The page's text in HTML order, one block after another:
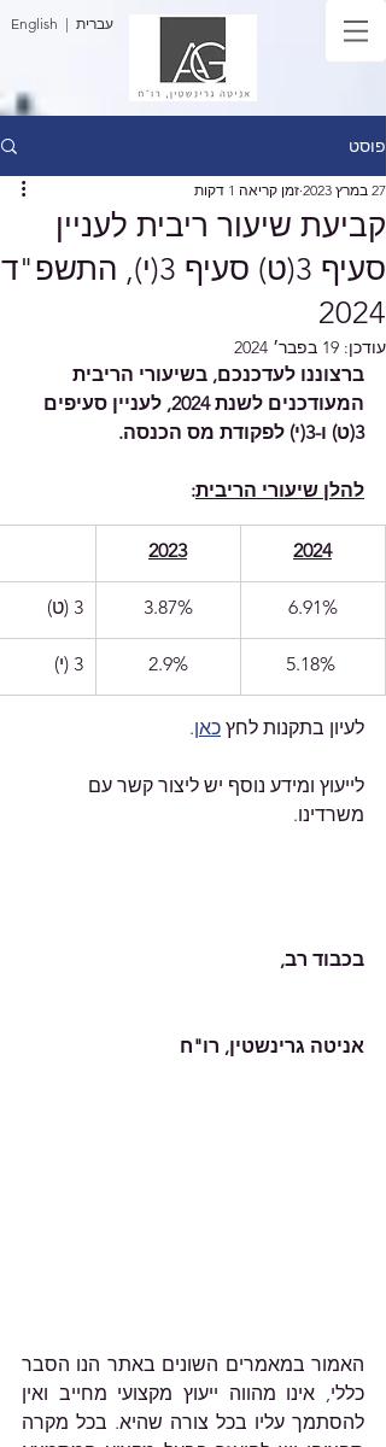
English | עברית
פוסט
קביעת שיעור ריבית לעניין
סעיף 3(ט) סעיף 3(י), התשפ"ד
2024
27 במרץ 2023 זמן קריאה 1 דקות
עודכן: 19 בפבר׳ 2024
ברצוננו לעדכנכם, בשיעורי הריבית
המעודכנים לשנת 2024, לעניין סעיפים
3(ט) ו-3(י) לפקודת מס הכנסה.
להלן שיעורי הריבית:
2024
2023
6.91%
3.87% 3 (ט)
5.18%
2.9% 3 (י)
לעיון בתקנות לחץ כאן.
לייעוץ ומידע נוסף יש ליצור קשר עם
משרדינו.
בכבוד רב,
אניטה גרינשטין, רו"ח